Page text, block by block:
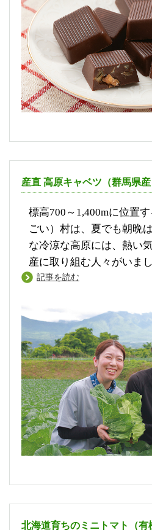
産直 高原キャベツ（群馬県産
標高700～1,400mに位置
ごい）村は、夏でも朝晩
な冷涼な高原には、熱い
産に取り組む人々がいまし
記事を読む
北海道育ちのミニトマト（有